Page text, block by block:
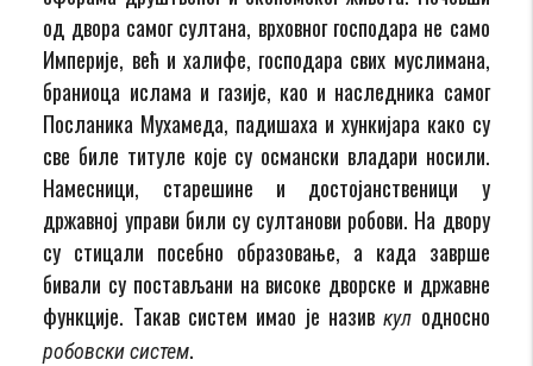
од двора самог султана, врховног господара не само
Империје, већ и халифе, господара свих муслимана,
браниоца ислама и газије, као и наследника самог
Посланика Мухамеда, падишаха и хункијара како су
све биле титуле које су османски владари носили.
Намесници, старешине и достојанственици у
државној управи били су султанови робови. На двору
су стицали посебно образовање, а када заврше
бивали су постављани на високе дворске и државне
функције. Такав систем имао је називкул односно
робовски систем.